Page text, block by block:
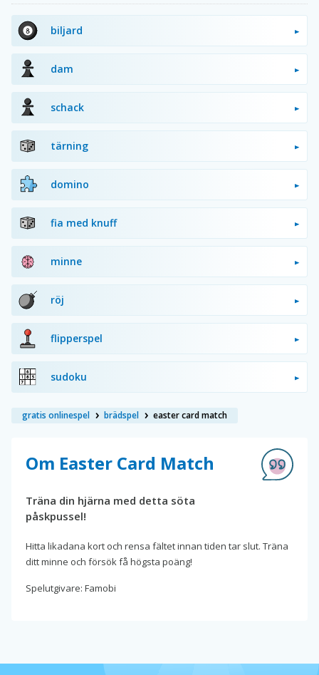
biljard
dam
schack
tärning
domino
fia med knuff
minne
röj
flipperspel
sudoku
gratis onlinespel brädspel easter card match
Om Easter Card Match
Träna din hjärna med detta söta
påskpussel!
Hitta likadana kort och rensa fältet innan tiden tar slut. Träna
ditt minne och försök få högsta poäng!
Spelutgivare: Famobi